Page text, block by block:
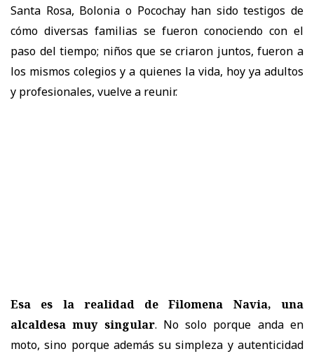
Santa Rosa, Bolonia o Pocochay han sido testigos de
cómo diversas familias se fueron conociendo con el
paso del tiempo; niños que se criaron juntos, fueron a
los mismos colegios y a quienes la vida, hoy ya adultos
y profesionales, vuelve a reunir.
Esa es la realidad de Filomena Navia, una
alcaldesa muy singular. No solo porque anda en
moto, sino porque además su simpleza y autenticidad